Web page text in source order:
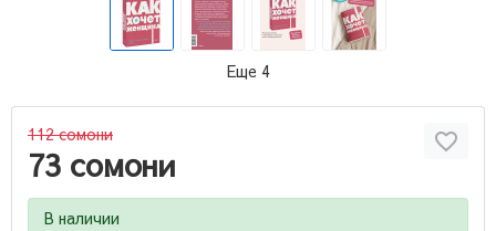
Еще 4
112 сомони
73 сомони
В наличии